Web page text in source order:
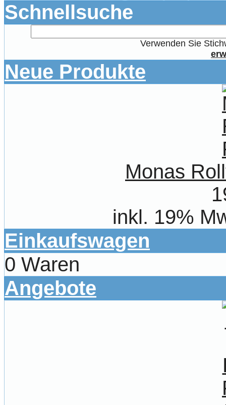
Schnellsuche
Verwenden Sie
Neue Produkte
Monas
inkl. 19%
Einkaufswagen
0 Waren
Angebote